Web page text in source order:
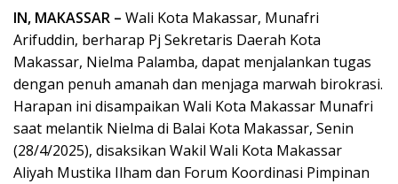
IN, MAKASSAR – Wali Kota Makassar, Munafri
Arifuddin, berharap Pj Sekretaris Daerah Kota
Makassar, Nielma Palamba, dapat menjalankan tugas
dengan penuh amanah dan menjaga marwah birokrasi.
Harapan ini disampaikan Wali Kota Makassar Munafri
saat melantik Nielma di Balai Kota Makassar, Senin
(28/4/2025), disaksikan Wakil Wali Kota Makassar
Aliyah Mustika Ilham dan Forum Koordinasi Pimpinan